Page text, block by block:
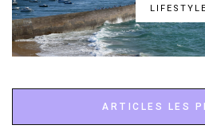
LIFESTYLE
ARTICLES LES